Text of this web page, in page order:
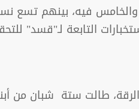
مِن الأقسام الأول والثالث والخامس فيه،
التابعة لـ"قسد"
طالت ستة شبان من